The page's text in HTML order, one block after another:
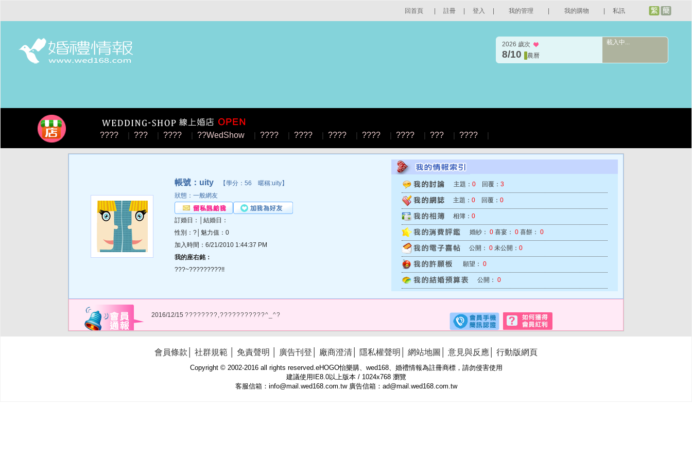
回首頁 註冊 登入 我的管理 我的購物 私訊
2026 歲次
8/10 農曆
載入中...
???? | ??? | ???? | ??WedShow | ???? | ???? | ???? | ???? | ???? | ??? | ???? |
帳號：uity 【學分：56 暱稱:uity】
狀態：一般網友
訂婚日：│結婚日：
性別：?│魅力值：0
加入時間：6/21/2010 1:44:37 PM
我的座右銘：
???~?????????!!
主題： 0 回覆： 3
主題： 0 回覆： 0
相簿： 0
婚紗： 0 喜宴： 0 喜餅： 0
公開： 0 未公開： 0
願望： 0
公開： 0
2016/12/15 ????????,???????????^_^?
會員條款 社群規範 免責聲明 廣告刊登 廠商澄清 隱私權聲明 網站地圖 意見與反應 行動版網頁
Copyright © 2002-2016 all rights reserved.eHOGO怡樂購、wed168、婚禮情報為註冊商標，請勿侵害使用
建議使用IE8.0以上版本 / 1024x768 瀏覽
客服信箱：info@mail.wed168.com.tw 廣告信箱：ad@mail.wed168.com.tw